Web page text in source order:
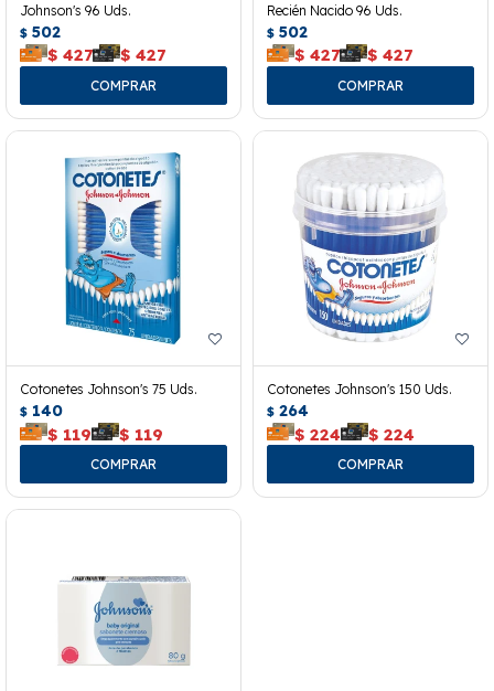
Johnson's 96 Uds.
$ 502
$ 427 $ 427
Recién Nacido 96 Uds.
$ 502
$ 427 $ 427
Cotonetes Johnson's 75 Uds.
$ 140
$ 119 $ 119
Cotonetes Johnson's 150 Uds.
$ 264
$ 224 $ 224